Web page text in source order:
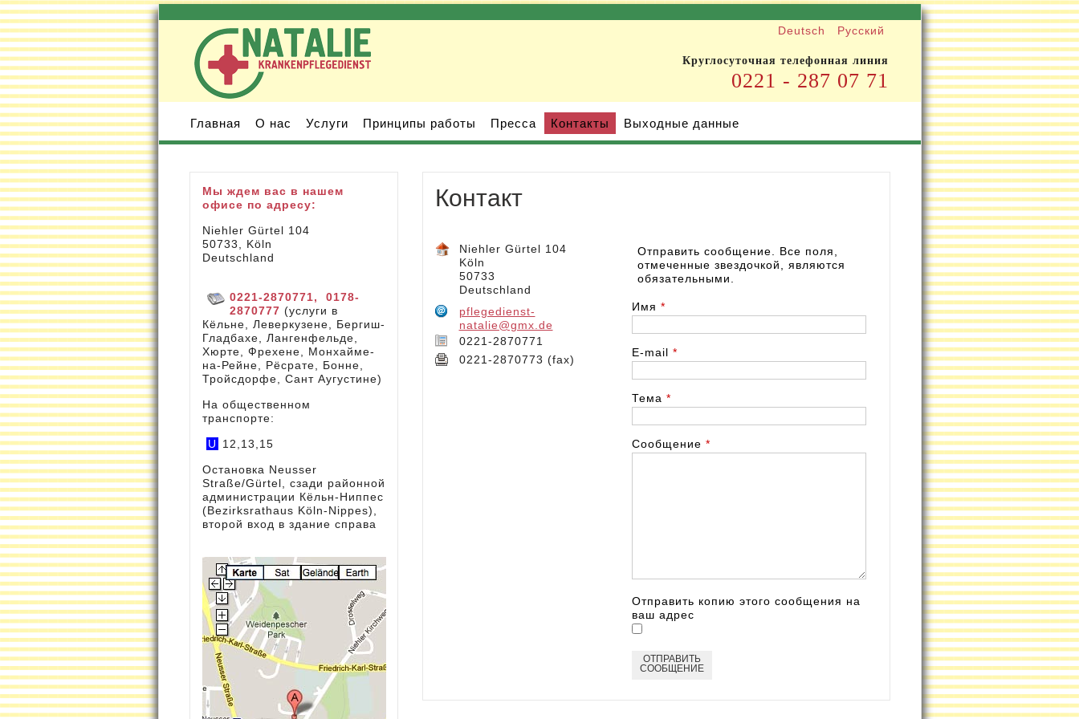
Deutsch Русский
Круглосуточная телефонная линия
0221 - 287 07 71
Главная О нас Услуги Принципы работы Пресса Контакты Выходные данные
Мы ждем вас в нашем
офисе по адресу:
Niehler Gürtel 104
50733, Köln
Deutschland
0221-2870771, 0178-
2870777 (услуги в
Кёльне, Леверкузене, Бергиш-
Гладбахе, Лангенфельде,
Хюрте, Фрехене, Монхайме-
на-Рейне, Рёсрате, Бонне,
Тройсдорфе, Сант Аугустине)
На общественном
транспорте:
U
12,13,15
Остановка Neusser
Straße/Gürtel, сзади районной
администрации Кёльн-Ниппес
(Bezirksrathaus Köln-Nippes),
второй вход в здание справа
Контакт
Niehler Gürtel 104
Köln
50733
Deutschland
pflegedienst-
natalie@gmx.de
0221-2870771
0221-2870773 (fax)
Отправить сообщение. Все поля,
отмеченные звездочкой, являются
обязательными.
Имя *
E-mail *
Тема *
Сообщение *
Отправить копию этого сообщения на
ваш адрес
ОТПРАВИТЬ
СООБЩЕНИЕ